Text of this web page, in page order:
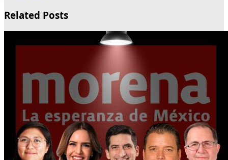
Related Posts